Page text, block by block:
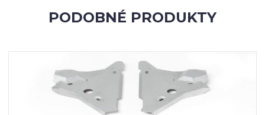
PODOBNÉ PRODUKTY